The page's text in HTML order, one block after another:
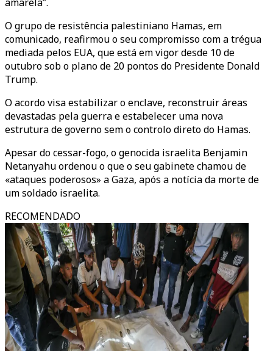
O grupo de resistência palestiniano Hamas, em
comunicado, reafirmou o seu compromisso com a trégua
mediada pelos EUA, que está em vigor desde 10 de
outubro sob o plano de 20 pontos do Presidente Donald
Trump.
O acordo visa estabilizar o enclave, reconstruir áreas
devastadas pela guerra e estabelecer uma nova
estrutura de governo sem o controlo direto do Hamas.
Apesar do cessar-fogo, o genocida israelita Benjamin
Netanyahu ordenou o que o seu gabinete chamou de
«ataques poderosos» a Gaza, após a notícia da morte de
um soldado israelita.
RECOMENDADO